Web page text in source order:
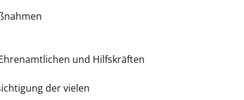
und Hilfskräften
der vielen